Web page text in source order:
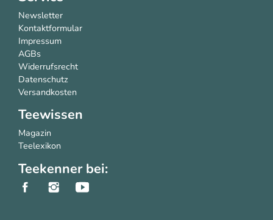
Newsletter
Kontaktformular
Impressum
AGBs
Widerrufsrecht
Datenschutz
Versandkosten
Teewissen
Magazin
Teelexikon
Teekenner bei: